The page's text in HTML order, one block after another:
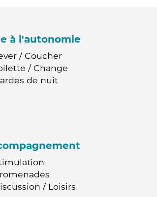
à l'autonomie
/ Coucher
/ Change
de nuit
/ Loisirs